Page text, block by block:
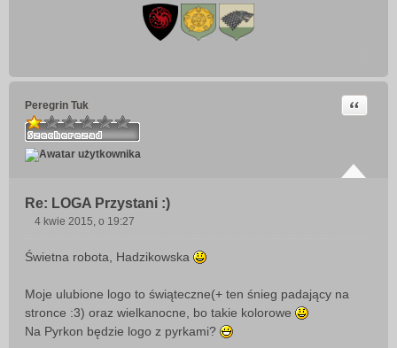
Peregrin Tuk
Re: LOGA Przystani :)
Cytuj
s
4 kwie 2015, o 19:27
Świetna robota, Hadzikowska
Moje ulubione logo to świąteczne(+ ten śnieg padający na
stronce :3) oraz wielkanocne, bo takie kolorowe
Na Pyrkon będzie logo z pyrkami?